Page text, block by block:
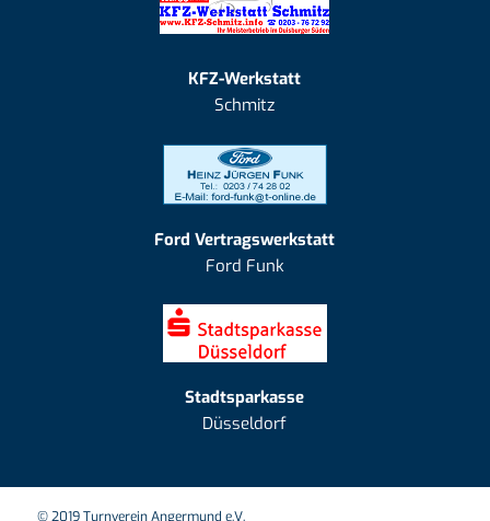
KFZ-Werkstatt
Schmitz
Ford Vertragswerkstatt
Ford Funk
Stadtsparkasse
Düsseldorf
© 2019 Turnverein Angermund e.V.